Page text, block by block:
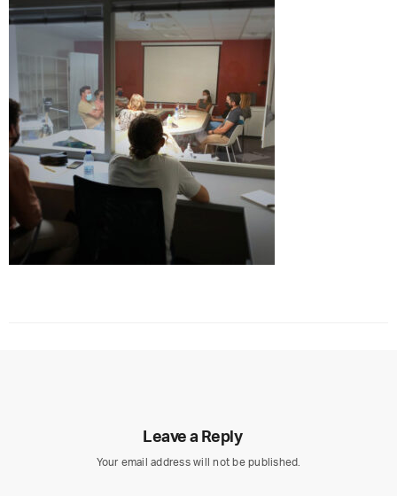
Leave a Reply
Your email address will not be published.